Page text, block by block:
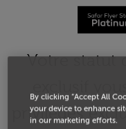
Votre statut
privilèges
By clicking “Accept All
your device to enhance
in our marketing efforts.